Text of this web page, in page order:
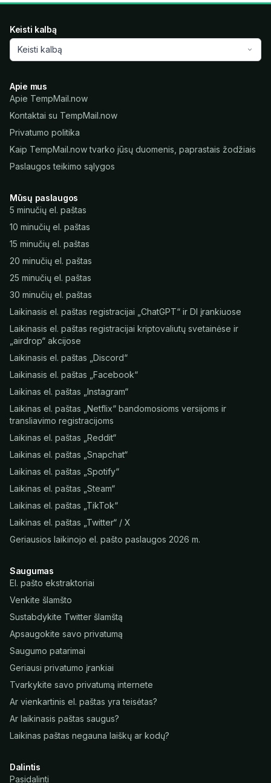
Keisti kalbą
Keisti kalbą
Apie mus
Apie TempMail.now
Kontaktai su TempMail.now
Privatumo politika
Kaip TempMail.now tvarko jūsų duomenis, paprastais žodžiais
Paslaugos teikimo sąlygos
Mūsų paslaugos
5 minučių el. paštas
10 minučių el. paštas
15 minučių el. paštas
20 minučių el. paštas
25 minučių el. paštas
30 minučių el. paštas
Laikinasis el. paštas registracijai „ChatGPT“ ir DI įrankiuose
Laikinasis el. paštas registracijai kriptovaliutų svetainėse ir
„airdrop“ akcijose
Laikinasis el. paštas „Discord“
Laikinasis el. paštas „Facebook“
Laikinas el. paštas „Instagram“
Laikinas el. paštas „Netflix“ bandomosioms versijoms ir
transliavimo registracijoms
Laikinas el. paštas „Reddit“
Laikinas el. paštas „Snapchat“
Laikinas el. paštas „Spotify“
Laikinas el. paštas „Steam“
Laikinas el. paštas „TikTok“
Laikinas el. paštas „Twitter“ / X
Geriausios laikinojo el. pašto paslaugos 2026 m.
Saugumas
El. pašto ekstraktoriai
Venkite šlamšto
Sustabdykite Twitter šlamštą
Apsaugokite savo privatumą
Saugumo patarimai
Geriausi privatumo įrankiai
Tvarkykite savo privatumą internete
Ar vienkartinis el. paštas yra teisėtas?
Ar laikinasis paštas saugus?
Laikinas paštas negauna laiškų ar kodų?
Dalintis
Pasidalinti